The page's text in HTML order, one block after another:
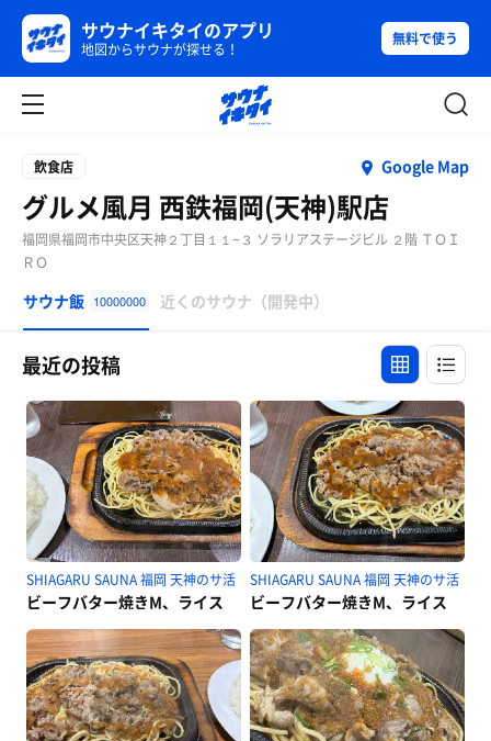
サウナイキタイのアプリ
地図からサウナが探せる！
無料で使う
飲食店 Google Map
グルメ風月 西鉄福岡(天神)駅店
福岡県福岡市中央区天神２丁目１１−３ ソラリアステージビル ２階 ＴＯＩ
ＲＯ
サウナ飯 10000000 近くのサウナ（開発中）
最近の投稿
SHIAGARU SAUNA 福岡 天神のサ活
ビーフバター焼きM、ライス
SHIAGARU SAUNA 福岡 天神のサ活
ビーフバター焼きM、ライス